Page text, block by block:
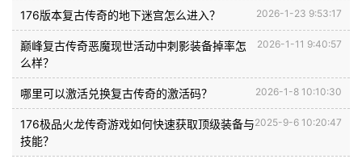
2026-1-23 9:53:17
176版本复古传奇的地下迷宫怎么进入？
2026-1-11 9:40:57
巅峰复古传奇恶魔现世活动中刺影装备掉率怎
么样？
2026-1-8 10:10:30
哪里可以激活兑换复古传奇的激活码？
2025-9-6 10:20:47
176极品火龙传奇游戏如何快速获取顶级装备与
技能？